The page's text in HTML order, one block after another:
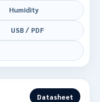
Humidity
USB / PDF
Datasheet